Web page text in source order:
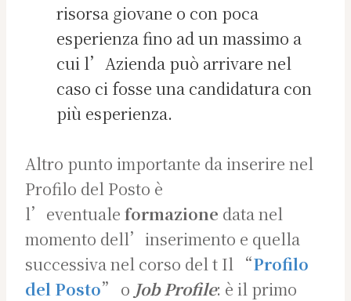
risorsa giovane o con poca
esperienza fino ad un massimo a
cui l’Azienda può arrivare nel
caso ci fosse una candidatura con
più esperienza.
Altro punto importante da inserire nel
Profilo del Posto è
l’eventuale formazione data nel
momento dell’inserimento e quella
successiva nel corso del t Il “Profilo
del Posto” o Job Profile: è il primo